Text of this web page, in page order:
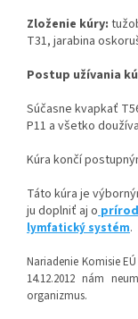
Zloženie kúry:
T31, jarabina
Postup užívania
Súčasne kvapkať
P11 a všetko
Kúra končí
Táto kúra je
ju doplniť aj o
lymfatický systém.
Nariadenie Komisie
14.12.2012 nám
organizmus.